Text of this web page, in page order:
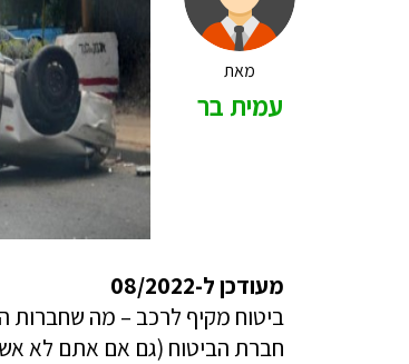
מאת
עמית בר
מעודכן ל-08/2022
ביטוח מקיף לרכב – מה
חברת הביטוח (גם אם אתם לא